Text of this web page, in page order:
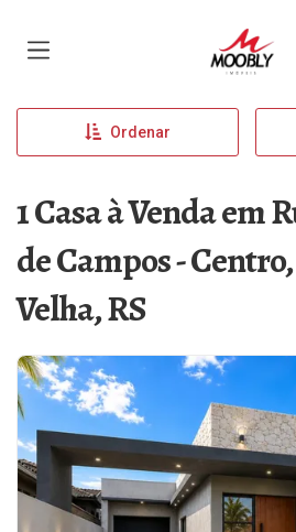
Página
Ordenar
1 Casa à Venda em
de Campos -
Velha, RS